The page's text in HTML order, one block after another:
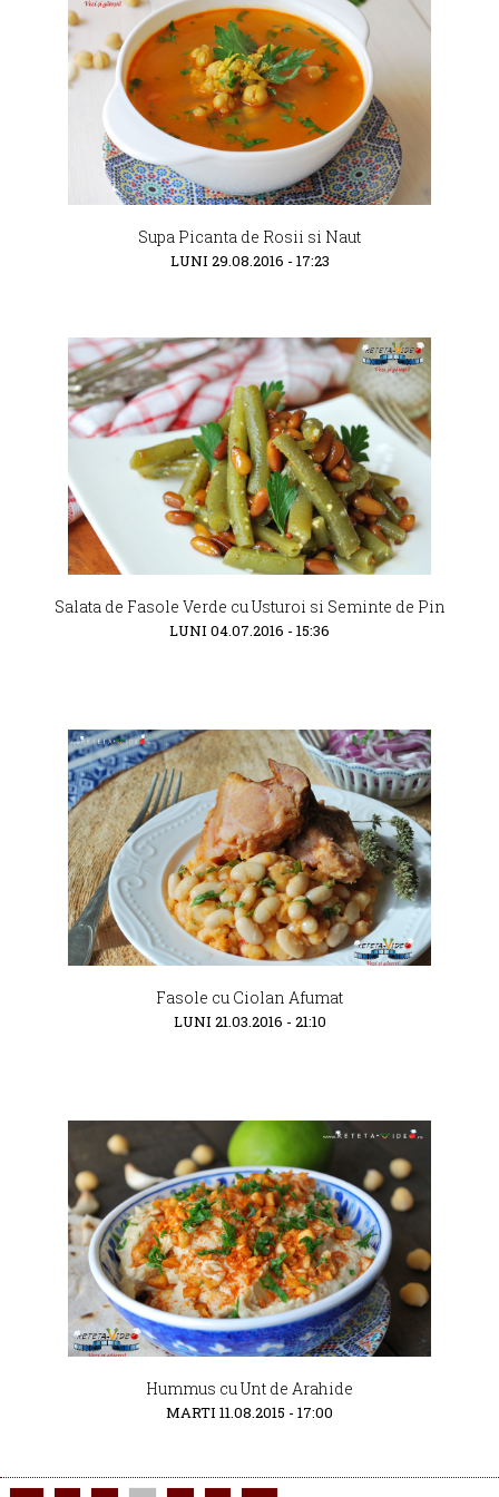
Supa Picanta de Rosii si Naut
LUNI 29.08.2016 - 17:23
Salata de Fasole Verde cu Usturoi si Seminte de Pin
LUNI 04.07.2016 - 15:36
Fasole cu Ciolan Afumat
LUNI 21.03.2016 - 21:10
Hummus cu Unt de Arahide
MARTI 11.08.2015 - 17:00